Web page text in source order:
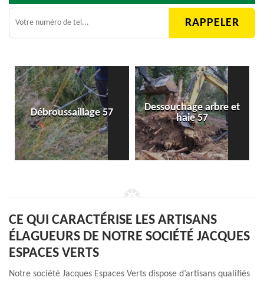
Débroussaillage 57
Dessouchage arbre et
haie 57
CE QUI CARACTÉRISE LES ARTISANS
ÉLAGUEURS DE NOTRE SOCIÉTÉ JACQUES
ESPACES VERTS
Notre société Jacques Espaces Verts dispose d’artisans qualifiés